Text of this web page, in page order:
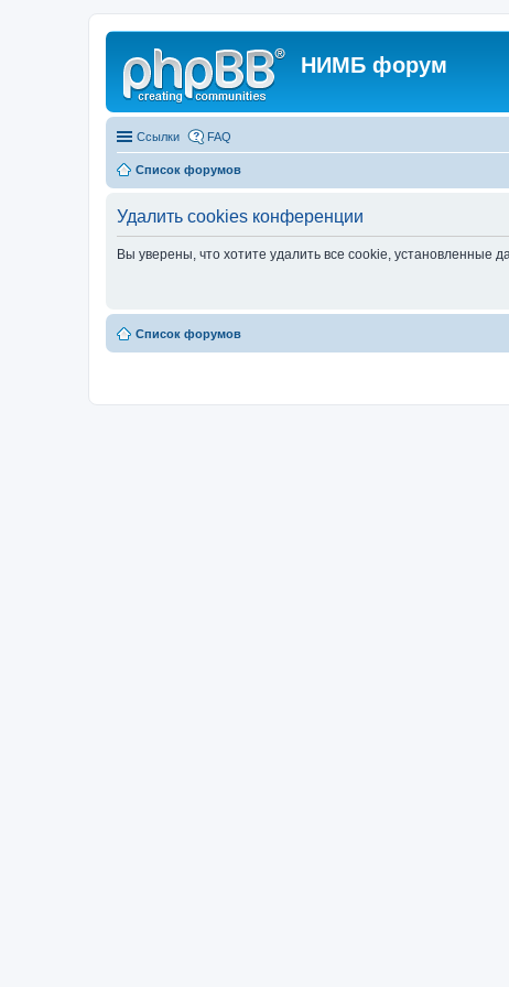
НИМБ форум
Ссылки FAQ
Список форумов
Удалить cookies конференции
Вы уверены, что хотите удалить все cookie, установленные
Список форумов